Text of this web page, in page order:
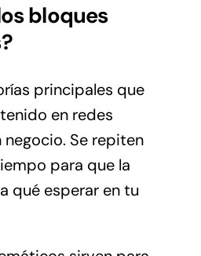
bloques
principales que
en redes
negocio. Se repiten
para que la
qué esperar en tu